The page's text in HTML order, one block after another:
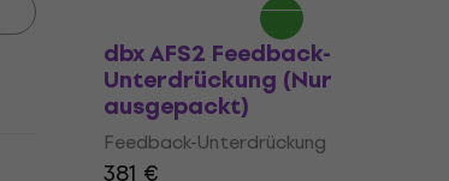
dbx AFS2 Feedback-
Unterdrückung (Nur
ausgepackt)
Feedback-Unterdrückung
381 €